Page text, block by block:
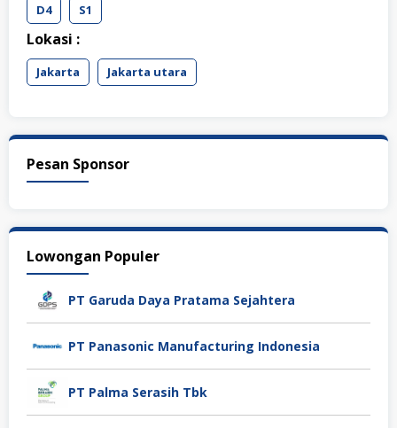
D4 S1
Lokasi :
Jakarta Jakarta utara
Pesan Sponsor
Lowongan Populer
PT Garuda Daya Pratama Sejahtera
PT Panasonic Manufacturing Indonesia
PT Palma Serasih Tbk